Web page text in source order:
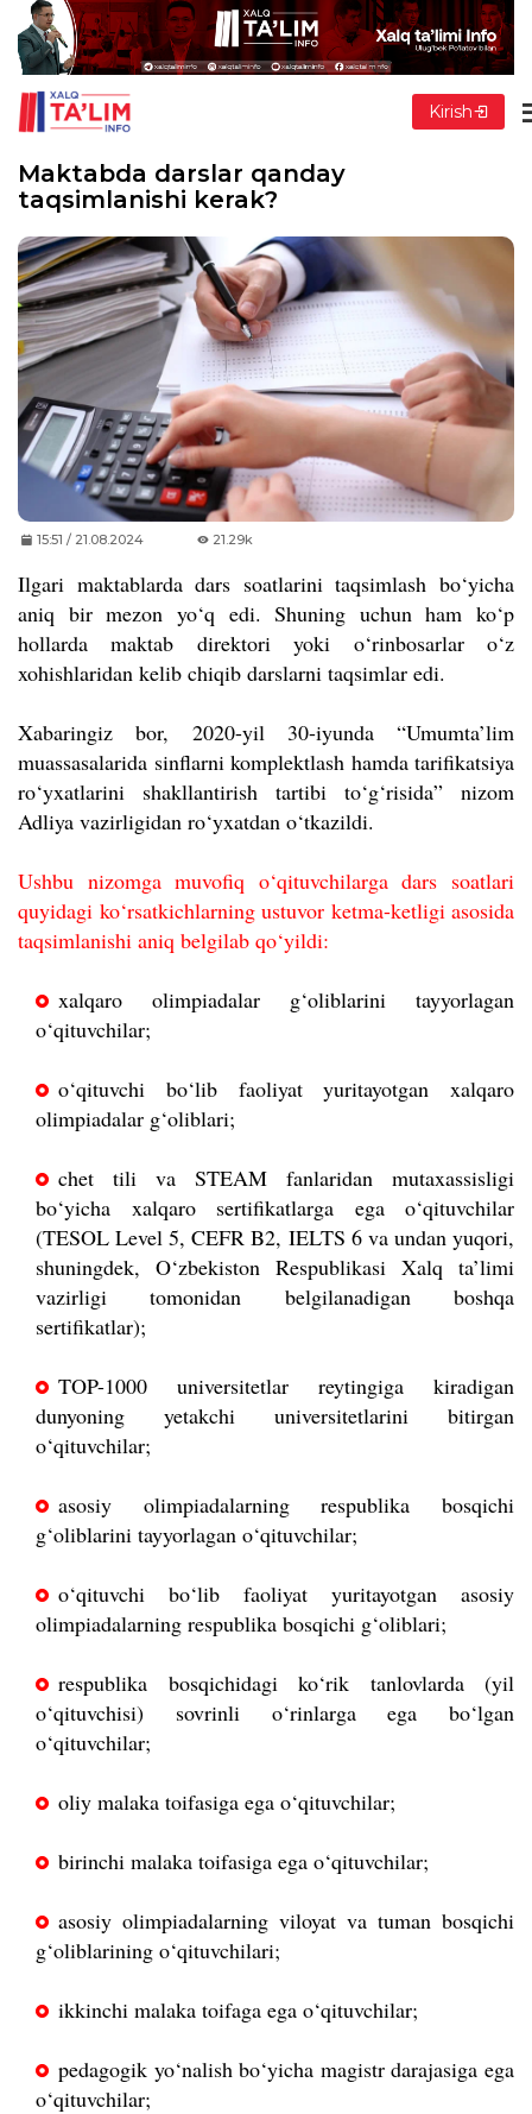
Kirish
Maktabda darslar qanday
taqsimlanishi kerak?
15:51 / 21.08.2024 21.29k
Ilgari maktablarda dars soatlarini taqsimlash bo‘yicha
aniq bir mezon yo‘q edi. Shuning uchun ham ko‘p
hollarda maktab direktori yoki o‘rinbosarlar o‘z
xohishlaridan kelib chiqib darslarni taqsimlar edi.
Xabaringiz bor, 2020-yil 30-iyunda “Umumta’lim
muassasalarida sinflarni komplektlash hamda tarifikatsiya
ro‘yxatlarini shakllantirish tartibi to‘g‘risida” nizom
Adliya vazirligidan ro‘yxatdan o‘tkazildi.
Ushbu nizomga muvofiq o‘qituvchilarga dars soatlari
quyidagi ko‘rsatkichlarning ustuvor ketma-ketligi asosida
taqsimlanishi aniq belgilab qo‘yildi:
xalqaro olimpiadalar g‘oliblarini tayyorlagan
o‘qituvchilar;
o‘qituvchi bo‘lib faoliyat yuritayotgan xalqaro
olimpiadalar g‘oliblari;
chet tili va STEAM fanlaridan mutaxassisligi
bo‘yicha xalqaro sertifikatlarga ega o‘qituvchilar
(TESOL Level 5, CEFR B2, IELTS 6 va undan yuqori,
shuningdek, O‘zbekiston Respublikasi Xalq ta’limi
vazirligi tomonidan belgilanadigan boshqa
sertifikatlar);
TOP-1000 universitetlar reytingiga kiradigan
dunyoning yetakchi universitetlarini bitirgan
o‘qituvchilar;
asosiy olimpiadalarning respublika bosqichi
g‘oliblarini tayyorlagan o‘qituvchilar;
o‘qituvchi bo‘lib faoliyat yuritayotgan asosiy
olimpiadalarning respublika bosqichi g‘oliblari;
respublika bosqichidagi ko‘rik tanlovlarda (yil
o‘qituvchisi) sovrinli o‘rinlarga ega bo‘lgan
o‘qituvchilar;
oliy malaka toifasiga ega o‘qituvchilar;
birinchi malaka toifasiga ega o‘qituvchilar;
asosiy olimpiadalarning viloyat va tuman bosqichi
g‘oliblarining o‘qituvchilari;
ikkinchi malaka toifaga ega o‘qituvchilar;
pedagogik yo‘nalish bo‘yicha magistr darajasiga ega
o‘qituvchilar;